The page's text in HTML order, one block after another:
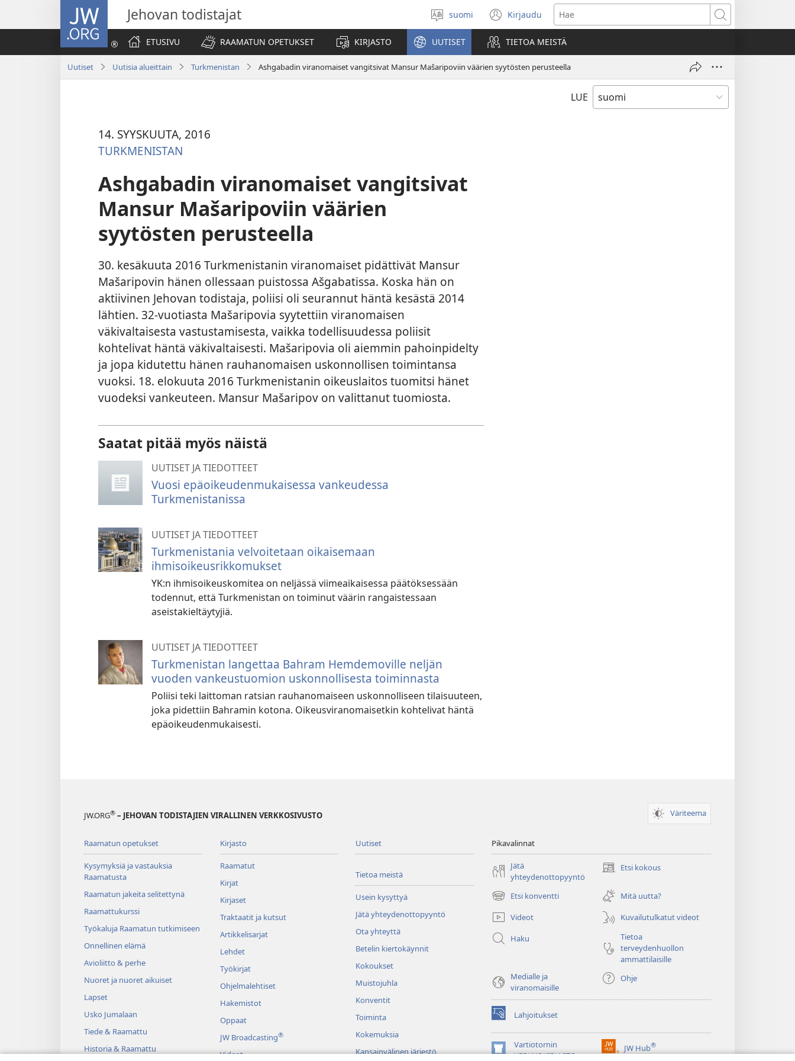
JW.ORG Jehovan todistajat
Valitse
kieli
suomi Kirjaudu
(avaa
uuden
ikkunan)
Hae
ETUSIVU
RAAMATUN OPETUKSET KIRJASTO UUTISET TIETOA MEISTÄ
Uutiset Uutisia alueittain Turkmenistan Ashgabadin viranomaiset vangitsivat Mansur Mašaripoviin väärien syytösten perusteella
LUE
14. SYYSKUUTA, 2016
TURKMENISTAN
Ashgabadin viranomaiset vangitsivat
Mansur Mašaripoviin väärien
syytösten perusteella
30. kesäkuuta 2016 Turkmenistanin viranomaiset pidättivät Mansur
Mašaripovin hänen ollessaan puistossa Ašgabatissa. Koska hän on
aktiivinen Jehovan todistaja, poliisi oli seurannut häntä kesästä 2014
lähtien. 32-vuotiasta Mašaripovia syytettiin viranomaisen
väkivaltaisesta vastustamisesta, vaikka todellisuudessa poliisit
kohtelivat häntä väkivaltaisesti. Mašaripovia oli aiemmin pahoinpidelty
ja jopa kidutettu hänen rauhanomaisen uskonnollisen toimintansa
vuoksi. 18. elokuuta 2016 Turkmenistanin oikeuslaitos tuomitsi hänet
vuodeksi vankeuteen. Mansur Mašaripov on valittanut tuomiosta.
Saatat pitää myös näistä
UUTISET JA TIEDOTTEET
Vuosi epäoikeudenmukaisessa vankeudessa
Turkmenistanissa
UUTISET JA TIEDOTTEET
Turkmenistania velvoitetaan oikaisemaan
ihmisoikeusrikkomukset
YK:n ihmisoikeuskomitea on neljässä viimeaikaisessa päätöksessään
todennut, että Turkmenistan on toiminut väärin rangaistessaan
aseistakieltäytyjiä.
UUTISET JA TIEDOTTEET
Turkmenistan langettaa Bahram Hemdemoville neljän
vuoden vankeustuomion uskonnollisesta toiminnasta
Poliisi teki laittoman ratsian rauhanomaiseen uskonnolliseen tilaisuuteen,
joka pidettiin Bahramin kotona. Oikeusviranomaisetkin kohtelivat häntä
epäoikeudenmukaisesti.
JW.ORG® – JEHOVAN TODISTAJIEN VIRALLINEN VERKKOSIVUSTO Väriteema
Raamatun opetukset
Kysymyksiä ja vastauksia
Raamatusta
Raamatun jakeita selitettynä
Raamattukurssi
Työkaluja Raamatun tutkimiseen
Onnellinen elämä
Avioliitto & perhe
Nuoret ja nuoret aikuiset
Lapset
Usko Jumalaan
Tiede & Raamattu
Historia & Raamattu
Kirjasto
Raamatut
Kirjat
Kirjaset
Traktaatit ja kutsut
Artikkelisarjat
Lehdet
Työkirjat
Ohjelmalehtiset
Hakemistot
Oppaat
JW Broadcasting®
Videot
Uutiset
Tietoa meistä
Usein kysyttyä
Jätä yhteydenottopyyntö
Ota yhteyttä
Betelin kiertokäynnit
Kokoukset
Muistojuhla
Konventit
Toiminta
Kokemuksia
Kansainvälinen järjestö
Pikavalinnat
Jätä
yhteydenottopyyntö
Etsi kokous
(avaa
ikkunan)
Etsi konventti
(avaa
uuden
ikkunan)
Mitä uutta?
Videot
Kuvailutulkatut videot
Haku
Tietoa
terveydenhuollon
ammattilaisille
Medialle ja
viranomaisille
Ohje
Lahjoitukset
(avaa
uuden
ikkunan)Vartiotornin
VERKKOKIRJASTO
(avaa
JW Hub®
(avaa